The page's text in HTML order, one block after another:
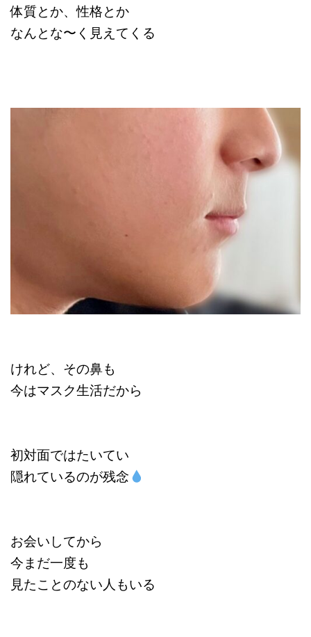
体質とか、性格とか
なんとな〜く見えてくる
けれど、その鼻も
今はマスク生活だから
初対面ではたいてい
隠れているのが残念
お会いしてから
今まだ一度も
見たことのない人もいる